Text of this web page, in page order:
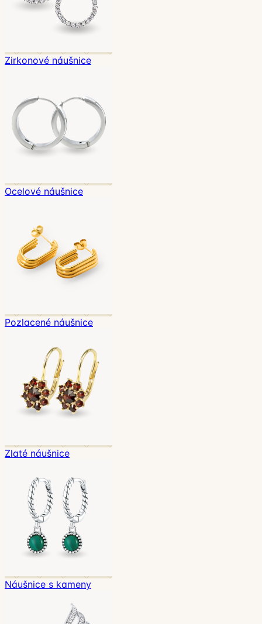
Zirkonové náušnice
Ocelové náušnice
Pozlacené náušnice
Zlaté náušnice
Náušnice s kameny